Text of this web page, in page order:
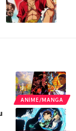
ANIME/MANGA